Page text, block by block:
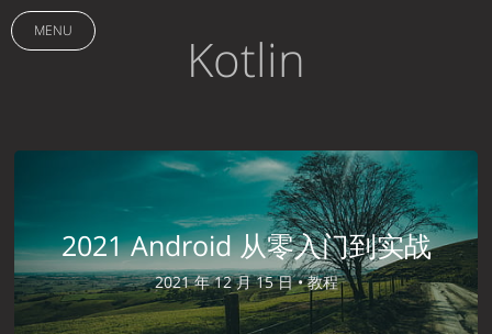
MENU Kotlin
2021 Android 从零入门到实战
2021 年 12 月 15 日 •教程